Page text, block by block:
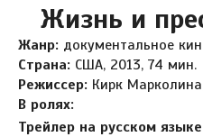
Жизнь и
Жанр: документальное
Страна: США, 2013, 74 мин.
Режиссер: Кирк
В ролях:
Трейлер на русском языке